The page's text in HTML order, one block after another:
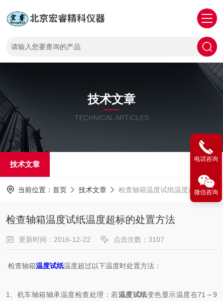
技术文章
TECHNICAL ARTICLES
技术文章
当前位置： 首页 技术文章 检查轴箱温度试纸温度超标的处置方法
检查轴箱温度试纸温度超标的处置方法
更新时间：2016-12-22 点击次数：3107
检查轴箱温度试纸温度超过以下温度时处置方法：
1、机车轴箱轴承温度检查处理：若温度试纸变色显示温度在71～9
电话咨询
微信咨询